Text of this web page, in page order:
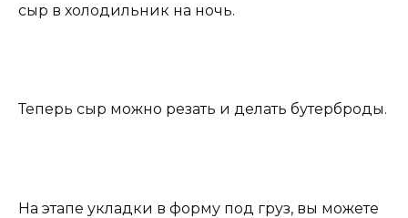
сыр в холодильник на ночь.
Теперь сыр можно резать и делать бутерброды.
На этапе укладки в форму под груз, вы можете